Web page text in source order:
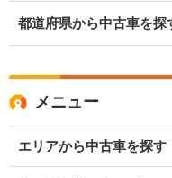
都道府県から中古車を探
メニュー
エリアから中古車を探す